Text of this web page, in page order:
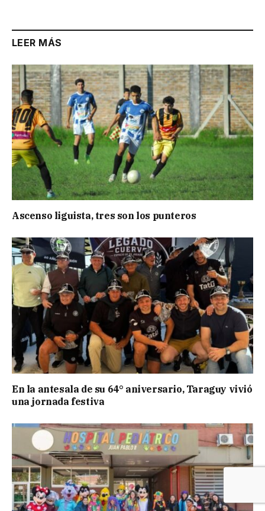
LEER MÁS
Ascenso liguista, tres son los punteros
En la antesala de su 64° aniversario, Taraguy vivió
una jornada festiva